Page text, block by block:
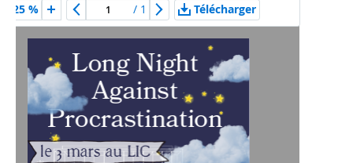
125 % / 1 Télécharger
Long Night
Against
Procrastination
le 3 mars au LIC